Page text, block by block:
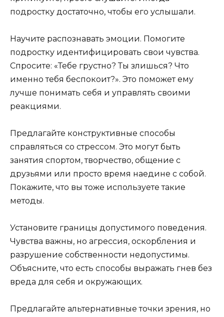
подростку достаточно, чтобы его услышали.
Научите распознавать эмоции. Помогите
подростку идентифицировать свои чувства.
Спросите: «Тебе грустно? Ты злишься? Что
именно тебя беспокоит?». Это поможет ему
лучше понимать себя и управлять своими
реакциями.
Предлагайте конструктивные способы
справляться со стрессом. Это могут быть
занятия спортом, творчество, общение с
друзьями или просто время наедине с собой.
Покажите, что вы тоже используете такие
методы.
Установите границы допустимого поведения.
Чувства важны, но агрессия, оскорбления и
разрушение собственности недопустимы.
Объясните, что есть способы выражать гнев без
вреда для себя и окружающих.
Предлагайте альтернативные точки зрения, но